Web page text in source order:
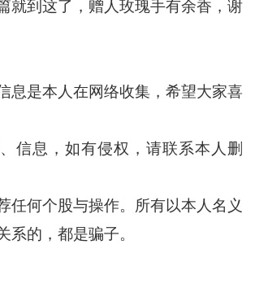
到这了，赠人玫瑰手有余香，谢
是本人在网络收集，希望大家喜
息，如有侵权，请联系本人删
何个股与操作。所有以本人名义
系的，都是骗子。